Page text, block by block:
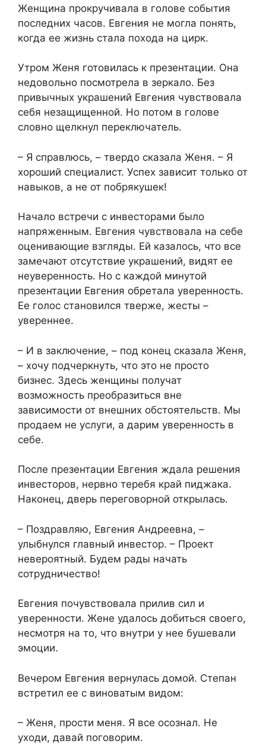
Женщина прокручивала в голове события
последних часов. Евгения не могла понять,
когда ее жизнь стала похода на цирк.
Утром Женя готовилась к презентации. Она
недовольно посмотрела в зеркало. Без
привычных украшений Евгения чувствовала
себя незащищенной. Но потом в голове
словно щелкнул переключатель.
– Я справлюсь, – твердо сказала Женя. – Я
хороший специалист. Успех зависит только от
навыков, а не от побрякушек!
Начало встречи с инвесторами было
напряженным. Евгения чувствовала на себе
оценивающие взгляды. Ей казалось, что все
замечают отсутствие украшений, видят ее
неуверенность. Но с каждой минутой
презентации Евгения обретала уверенность.
Ее голос становился тверже, жесты –
увереннее.
– И в заключение, – под конец сказала Женя,
– хочу подчеркнуть, что это не просто
бизнес. Здесь женщины получат
возможность преобразиться вне
зависимости от внешних обстоятельств. Мы
продаем не услуги, а дарим уверенность в
себе.
После презентации Евгения ждала решения
инвесторов, нервно теребя край пиджака.
Наконец, дверь переговорной открылась.
– Поздравляю, Евгения Андреевна, –
улыбнулся главный инвестор. – Проект
невероятный. Будем рады начать
сотрудничество!
Евгения почувствовала прилив сил и
уверенности. Жене удалось добиться своего,
несмотря на то, что внутри у нее бушевали
эмоции.
Вечером Евгения вернулась домой. Степан
встретил ее с виноватым видом:
– Женя, прости меня. Я все осознал. Не
уходи, давай поговорим.